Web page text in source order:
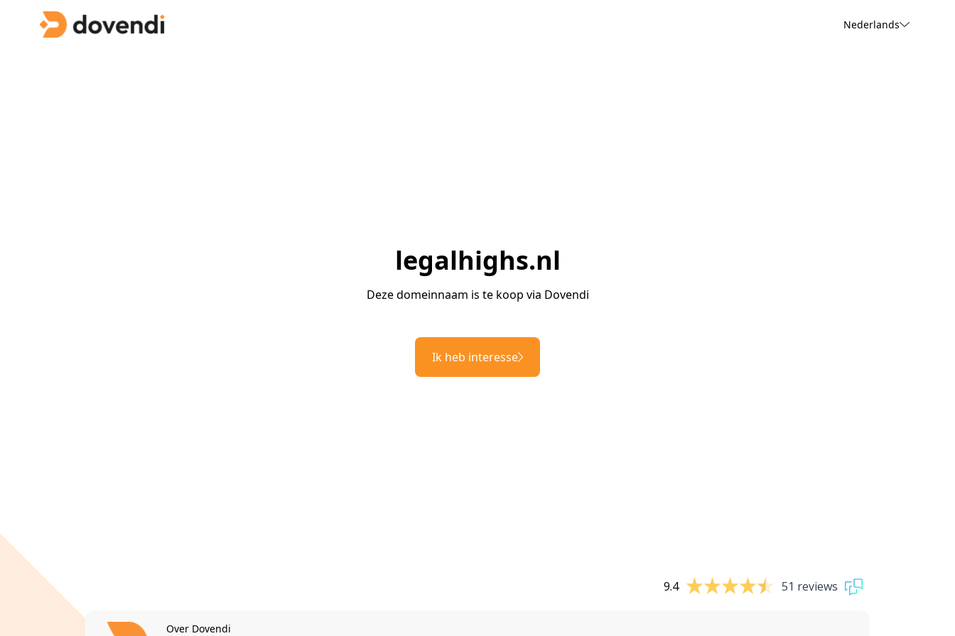
Nederlands
legalhighs.nl
Deze domeinnaam is te koop via Dovendi
Ik heb interesse
9.4 51 reviews
Over Dovendi